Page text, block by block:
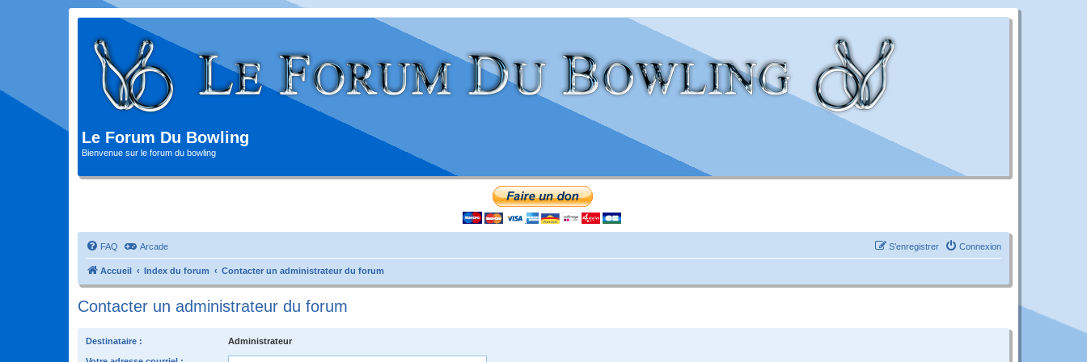
Le Forum Du Bowling
Bienvenue sur le forum du bowling
FAQ Arcade Connexion
S’enregistrer
Accueil Index du forum Contacter un administrateur du forum
Contacter un administrateur du forum
Destinataire : Administrateur